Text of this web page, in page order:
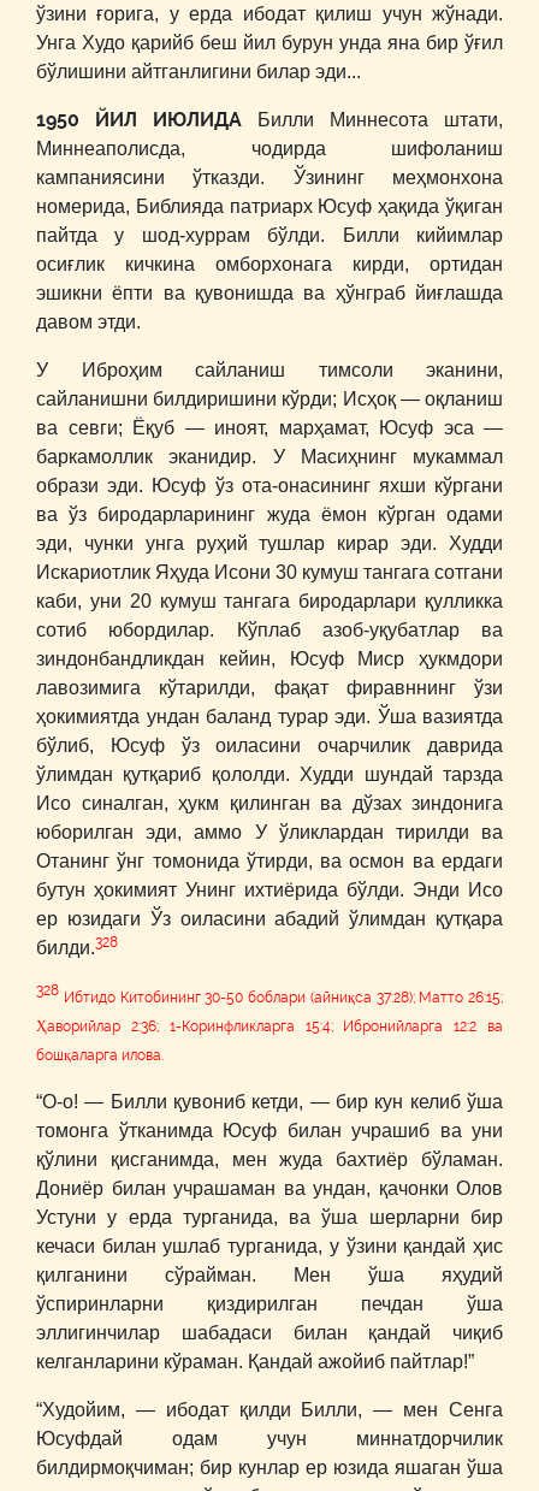
ўзини ғорига, у ерда ибодат қилиш учун жўнади.
Унга Худо қарийб беш йил бурун унда яна бир ўғил
бўлишини айтганлигини билар эди...
1950 ЙИЛ ИЮЛИДА Билли Миннесота штати,
Миннеаполисда, чодирда шифоланиш
кампаниясини ўтказди. Ўзининг меҳмонхона
номерида, Библияда патриарх Юсуф ҳақида ўқиган
пайтда у шод-хуррам бўлди. Билли кийимлар
осиғлик кичкина омборхонага кирди, ортидан
эшикни ёпти ва қувонишда ва ҳўнграб йиғлашда
давом этди.
У Иброҳим сайланиш тимсоли эканини,
сайланишни билдиришини кўрди; Исҳоқ ― оқланиш
ва севги; Ёқуб ― иноят, марҳамат, Юсуф эса ―
баркамоллик эканидир. У Масиҳнинг мукаммал
образи эди. Юсуф ўз ота-онасининг яхши кўргани
ва ўз биродарларининг жуда ёмон кўрган одами
эди, чунки унга руҳий тушлар кирар эди. Худди
Искариотлик Яҳуда Исони 30 кумуш тангага сотгани
каби, уни 20 кумуш тангага биродарлари қулликка
сотиб юбордилар. Кўплаб азоб-уқубатлар ва
зиндонбандликдан кейин, Юсуф Миср ҳукмдори
лавозимига кўтарилди, фақат фиравннинг ўзи
ҳокимиятда ундан баланд турар эди. Ўша вазиятда
бўлиб, Юсуф ўз оиласини очарчилик даврида
ўлимдан қутқариб қололди. Худди шундай тарзда
Исо синалган, ҳукм қилинган ва дўзах зиндонига
юборилган эди, аммо У ўликлардан тирилди ва
Отанинг ўнг томонида ўтирди, ва осмон ва ердаги
бутун ҳокимият Унинг ихтиёрида бўлди. Энди Исо
ер юзидаги Ўз оиласини абадий ўлимдан қутқара
билди.328
328 Ибтидо Китобининг 30-50 боблари (айниқса 37:28); Матто 26:15;
Ҳаворийлар 2:36; 1-Коринфликларга 15:4; Ибронийларга 12:2 ва
бошқаларга илова.
“О-о! ― Билли қувониб кетди, ― бир кун келиб ўша
томонга ўтканимда Юсуф билан учрашиб ва уни
қўлини қисганимда, мен жуда бахтиёр бўламан.
Дониёр билан учрашаман ва ундан, қачонки Олов
Устуни у ерда турганида, ва ўша шерларни бир
кечаси билан ушлаб турганида, у ўзини қандай ҳис
қилганини сўрайман. Мен ўша яҳудий
ўспиринларни қиздирилган печдан ўша
эллигинчилар шабадаси билан қандай чиқиб
келганларини кўраман. Қандай ажойиб пайтлар!”
“Худойим, ― ибодат қилди Билли, ― мен Сенга
Юсуфдай одам учун миннатдорчилик
билдирмоқчиман; бир кунлар ер юзида яшаган ўша